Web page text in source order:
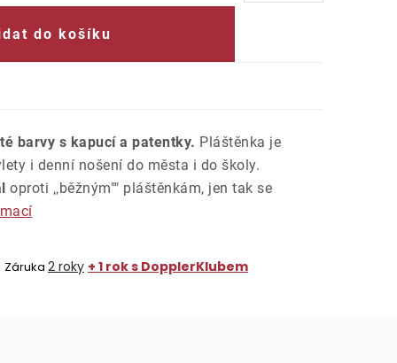
do košíku
barvy s kapucí a patentky. Pláštěnka je
i denní nošení do města i do školy.
oproti ‚‚běžným"" pláštěnkám, jen tak se
Záruka 2 roky + 1 rok s DopplerKlubem